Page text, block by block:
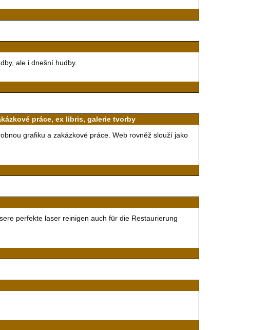
ale i dnešní hudby.
práce, ex libris, galerie tvorby
grafiku a zakázkové práce. Web rovněž slouží jako
perfekte laser reinigen auch für die Restaurierung